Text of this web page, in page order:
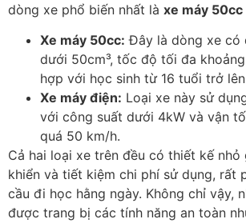
dòng xe phổ biến nhất là xe máy 50cc
Xe máy 50cc: Đây là dòng xe có
dưới 50cm³, tốc độ tối đa
hợp với học sinh từ 16 tuổi trở
Xe máy điện: Loại xe này sử
với công suất dưới 4kW và vận
quá 50 km/h.
Cả hai loại xe trên đều có thiết kế nhỏ
khiển và tiết kiệm chi phí sử dụng, rất
cầu đi học hằng ngày. Không chỉ vậy,
được trang bị các tính năng an toàn